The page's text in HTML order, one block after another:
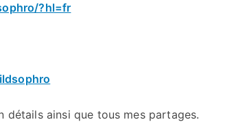
?hl=fr
ainsi que tous mes partages.